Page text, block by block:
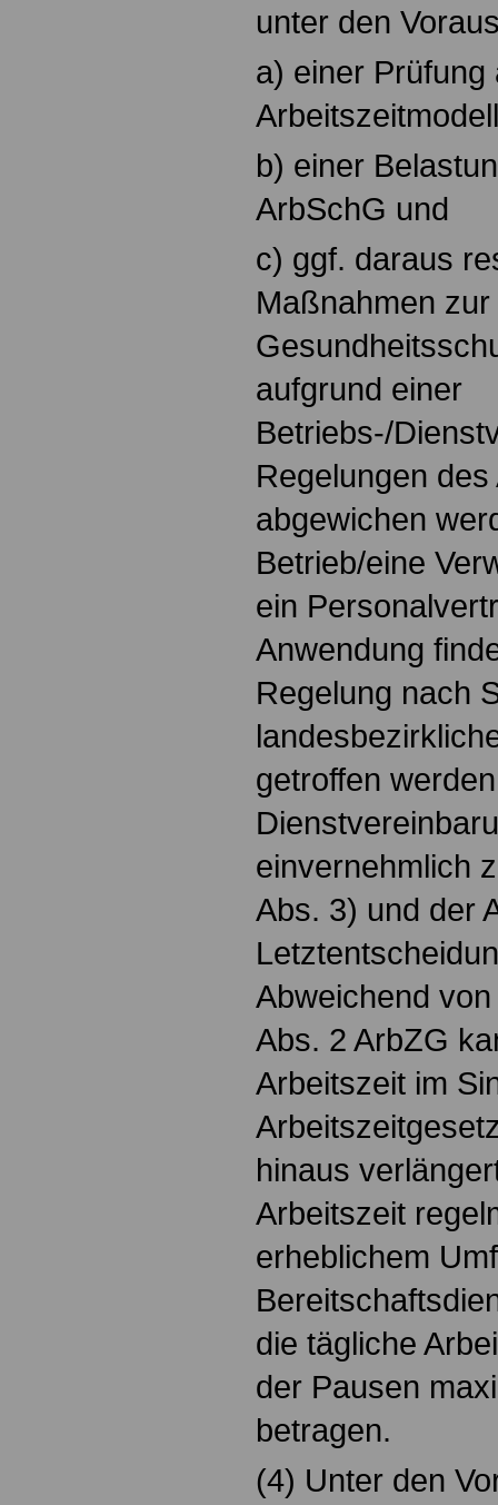
unter den
a) einer Prüfung
b) einer
ArbSchG und
c) ggf. daraus
Maßnahmen
aufgrund einer
Betriebs-/
Regelungen
abgewichen
Betrieb/eine
ein
Anwendung
Regelung nach
getroffen
einvernehmlich
Abs. 3) und der
Abweichend
Abs. 2 ArbZG
Arbeitszeit im
hinaus
Arbeitszeit
erheblichem
die tägliche
der Pausen
betragen.
(4) Unter den